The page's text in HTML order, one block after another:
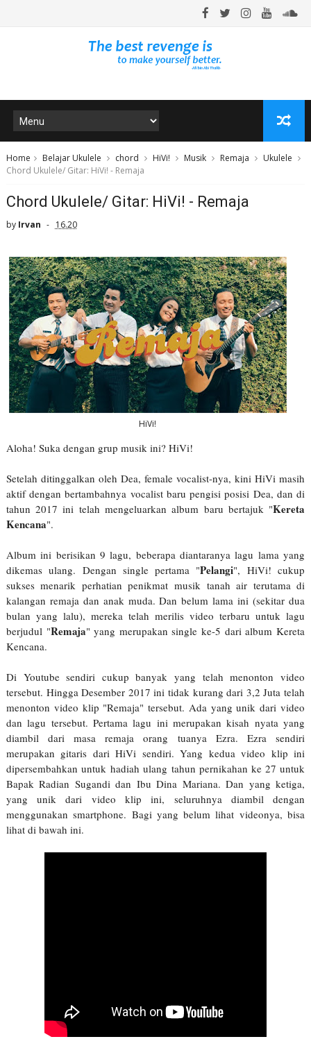
Home Belajar Ukulele chord HiVi! Musik Remaja
Ukulele
Chord Ukulele/ Gitar: HiVi! - Remaja
Chord Ukulele/ Gitar: HiVi! - Remaja
by Irvan 16.20
HiVi!
Aloha! Suka dengan grup musik ini? HiVi!
Setelah ditinggalkan oleh Dea, female vocalist-nya, kini HiVi masih
aktif dengan bertambahnya vocalist baru pengisi posisi Dea, dan di
tahun 2017 ini telah mengeluarkan album baru bertajuk "Kereta
Kencana".
Album ini berisikan 9 lagu, beberapa diantaranya lagu lama yang
dikemas ulang. Dengan single pertama "Pelangi", HiVi! cukup
sukses menarik perhatian penikmat musik tanah air terutama di
kalangan remaja dan anak muda. Dan belum lama ini (sekitar dua
bulan yang lalu), mereka telah merilis video terbaru untuk lagu
berjudul "Remaja" yang merupakan single ke-5 dari album Kereta
Kencana.
Di Youtube sendiri cukup banyak yang telah menonton video
tersebut. Hingga Desember 2017 ini tidak kurang dari 3,2 Juta telah
menonton video klip "Remaja" tersebut. Ada yang unik dari video
dan lagu tersebut. Pertama lagu ini merupakan kisah nyata yang
diambil dari masa remaja orang tuanya Ezra. Ezra sendiri
merupakan gitaris dari HiVi sendiri. Yang kedua video klip ini
dipersembahkan untukhadiah ulang tahun pernikahan ke 27 untuk
Bapak Radian Sugandi dan Ibu Dina Mariana. Dan yang ketiga,
yang unik dari video klip ini, seluruhnya diambil dengan
menggunakan smartphone. Bagi yang belum lihat videonya, bisa
lihat di bawah ini.